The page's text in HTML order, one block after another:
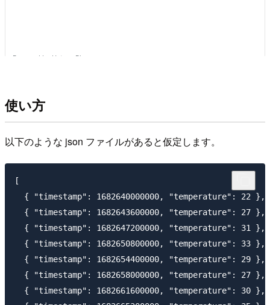
使い方
以下のような json ファイルがあると仮定します。
[
  { "timestamp": 1682640000000, "temperature": 22 },
  { "timestamp": 1682643600000, "temperature": 27 },
  { "timestamp": 1682647200000, "temperature": 31 },
  { "timestamp": 1682650800000, "temperature": 33 },
  { "timestamp": 1682654400000, "temperature": 29 },
  { "timestamp": 1682658000000, "temperature": 27 },
  { "timestamp": 1682661600000, "temperature": 30 },